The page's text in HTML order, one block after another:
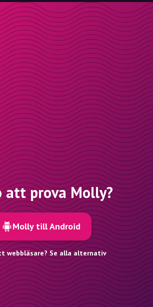
att prova Molly?
Molly till Android
webbläsare? Se alla alternativ